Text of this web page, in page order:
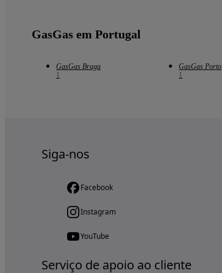
GasGas em Portugal
GasGas Braga
1
GasGas Porto
1
Siga-nos
Facebook
Instagram
YouTube
Serviço de apoio ao cliente